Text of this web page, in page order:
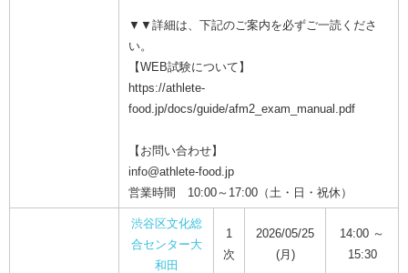
▼▼詳細は、下記のご案内を必ずご一読くださ
い。
【WEB試験について】
https://athlete-
food.jp/docs/guide/afm2_exam_manual.pdf
【お問い合わせ】
info@athlete-food.jp
営業時間 10:00～17:00（土・日・祝休）
渋谷区文化総
合センター大
和田
1
次
2026/05/25
(月)
14:00 ～
15:30